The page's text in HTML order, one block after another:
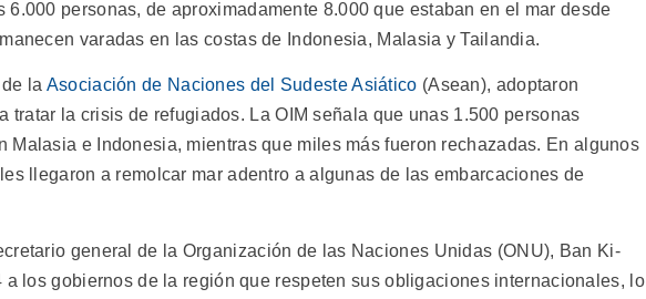
6.000 personas, de aproximadamente 8.000 que estaban en el mar desde
varadas en las costas de Indonesia, Malasia y Tailandia.
la Asociación de Naciones del Sudeste Asiático (Asean), adoptaron
tratar la crisis de refugiados. La OIM señala que unas 1.500 personas
Malasia e Indonesia, mientras que miles más fueron rechazadas. En algunos
llegaron a remolcar mar adentro a algunas de las embarcaciones de
general de la Organización de las Naciones Unidas (ONU), Ban Ki-
a los gobiernos de la región que respeten sus obligaciones internacionales, lo